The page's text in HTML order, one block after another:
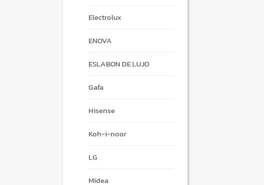
Electrolux
ENOVA
ESLABON DE LUJO
Gafa
Hisense
Koh-i-noor
LG
Midea